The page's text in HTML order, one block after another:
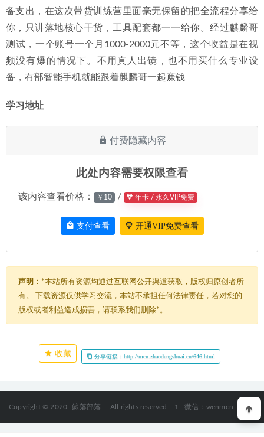
备支出，在这次带货训练营里面毫无保留的把全流程分享给
你，只讲落地核心干货，工具配套都一一给你。经过麒麟哥
测试，一个账号一个月1000-2000元不等，这个收益是在视
频没有爆的情况下。不用真人出镜，也不用买什么专业设
备，有部智能手机就能跟着麒麟哥一起赚钱
学习地址
付费隐藏内容
此处内容需要权限查看
该内容查看价格： ￥10 / 年卡 / 永久VIP免费
支付查看 开通VIP免费查看
声明： *本站所有资源均通过互联网公开渠道获取，版权归原创者所
有。 下载资源仅供学习交流，本站不承担任何法律责任，若对您的
版权或者利益造成损害，请联系我们删除*。
收藏 分享链接：http://mcn.zhaodengshuai.cn/646.html
Copyright © 2020 鲸落部落 - All rights reserved -1 微信：wenmcn